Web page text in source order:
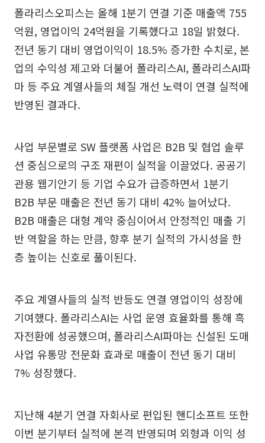
폴라리스오피스는 올해 1분기 연결 기준 매출액 755
억원, 영업이익 24억원을 기록했다고 18일 밝혔다.
전년 동기 대비 영업이익이 18.5% 증가한 수치로, 본
업의 수익성 제고와 더불어 폴라리스AI, 폴라리스AI파
마 등 주요 계열사들의 체질 개선 노력이 연결 실적에
반영된 결과다.
사업 부문별로 SW 플랫폼 사업은 B2B 및 협업 솔루
션 중심으로의 구조 재편이 실적을 이끌었다. 공공기
관용 웹기안기 등 기업 수요가 급증하면서 1분기
B2B 부문 매출은 전년 동기 대비 42% 늘어났다.
B2B 매출은 대형 계약 중심이어서 안정적인 매출 기
반 역할을 하는 만큼, 향후 분기 실적의 가시성을 한
층 높이는 신호로 풀이된다.
주요 계열사들의 실적 반등도 연결 영업이익 성장에
기여했다. 폴라리스AI는 사업 운영 효율화를 통해 흑
자전환에 성공했으며, 폴라리스AI파마는 신설된 도매
사업 유통망 전문화 효과로 매출이 전년 동기 대비
7% 성장했다.
지난해 4분기 연결 자회사로 편입된 핸디소프트 또한
이번 분기부터 실적에 본격 반영되며 외형과 이익 성